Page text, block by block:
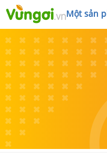
Một sản